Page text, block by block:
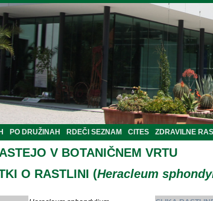
PO DRUŽINAH RDEČI SEZNAM CITES ZDRAVILNE
V BOTANIČNEM VRTU
O RASTLINI (Heracleum